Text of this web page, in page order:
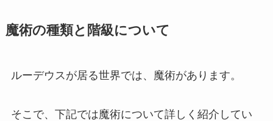
魔術の種類と階級について
ルーデウスが居る世界では、魔術があります。
そこで、下記では魔術について詳しく紹介してい